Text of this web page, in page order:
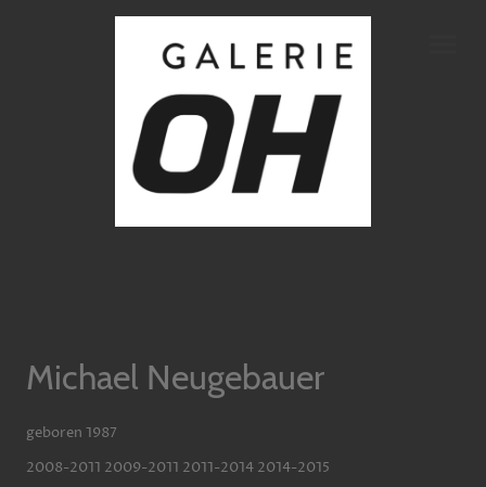
Michael Neugebauer
geboren 1987
2008-2011 2009-2011 2011-2014 2014-2015